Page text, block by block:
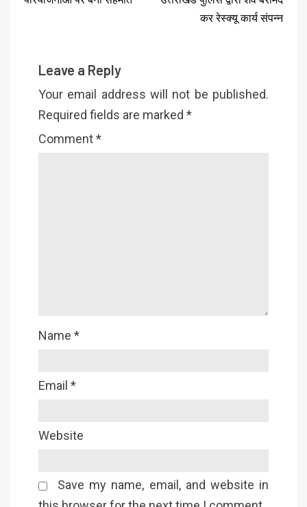
कर रेस्क्यू कार्य संपन्न
Leave a Reply
Your email address will not be published.
Required fields are marked *
Comment*
Name *
Email *
Website
Save my name, email, and website in